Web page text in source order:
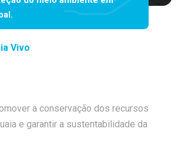
Vivo
a conservação dos recursos
e garantir a sustentabilidade da